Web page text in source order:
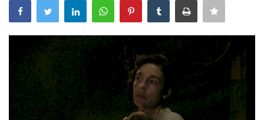
Contactos
Sobre Nós
Educação
Estatuto Editorial